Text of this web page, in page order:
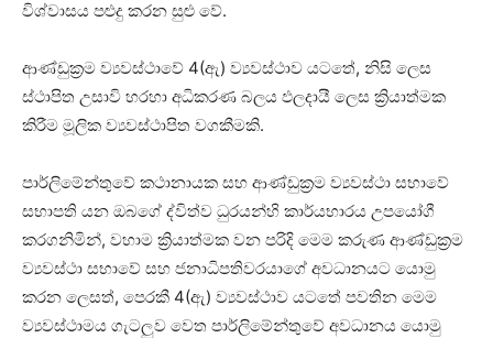
විශ්වාසය පළුදු කරන සුළු වේ.
ආණ්ඩුක්‍රම ව්‍යවස්ථාවේ 4(ඇ) ව්‍යවස්ථාව යටතේ, නිසි ලෙස
ස්ථාපිත උසාවි හරහා අධිකරණ බලය ඵලදායී ලෙස ක්‍රියාත්මක
කිරීම මූලික ව්‍යවස්ථාපිත වගකීමකි.
පාර්ලිමේන්තුවේ කථානායක සහ ආණ්ඩුක්‍රම ව්‍යවස්ථා සභාවේ
සභාපති යන ඔබගේ ද්විත්ව ධුරයන්හි කාර්යභාරය උපයෝගී
කරගනිමින්, වහාම ක්‍රියාත්මක වන පරිදි මෙම කරුණ ආණ්ඩුක්‍රම
ව්‍යවස්ථා සභාවේ සහ ජනාධිපතිවරයාගේ අවධානයට යොමු
කරන ලෙසත්, පෙරකී 4(ඇ) ව්‍යවස්ථාව යටතේ පවතින මෙම
ව්‍යවස්ථාමය ගැටලුව වෙත පාර්ලිමේන්තුවේ අවධානය යොමු